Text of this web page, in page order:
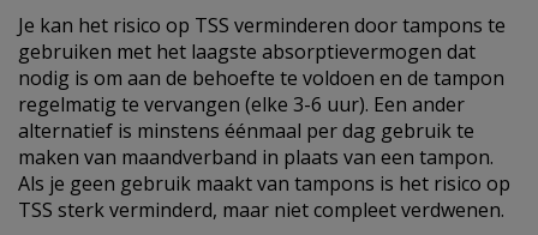
Je kan het risico op TSS verminderen door tampons te
gebruiken met het laagste absorptievermogen dat
nodig is om aan de behoefte te voldoen en de tampon
regelmatig te vervangen (elke 3-6 uur). Een ander
alternatief is minstens éénmaal per dag gebruik te
maken van maandverband in plaats van een tampon.
Als je geen gebruik maakt van tampons is het risico op
TSS sterk verminderd, maar niet compleet verdwenen.